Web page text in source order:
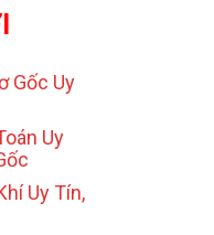
Gốc Uy
Uy
Uy Tín,